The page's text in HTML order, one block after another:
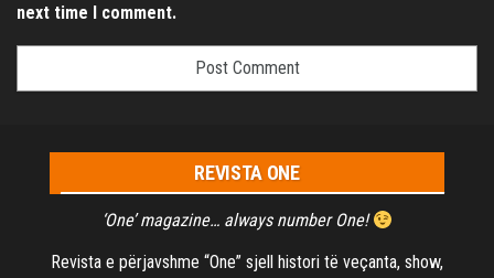
next time I comment.
REVISTA ONE
‘One’ magazine… always number One!
Revista e përjavshme “One” sjell histori të veçanta, show,